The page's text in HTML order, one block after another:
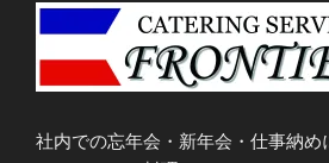
社内での忘年会・新年会・仕事納め